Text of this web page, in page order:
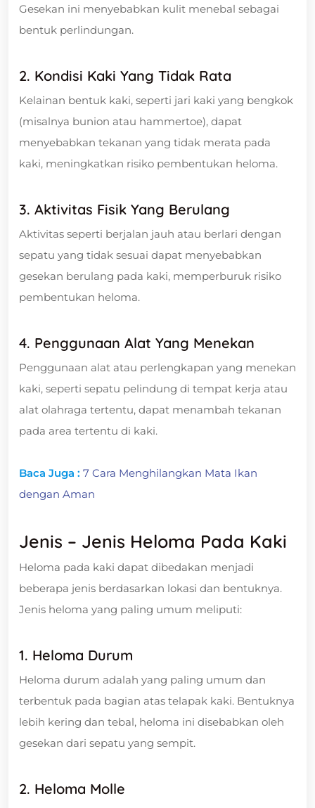
Gesekan ini menyebabkan kulit menebal sebagai
bentuk perlindungan.
2. Kondisi Kaki Yang Tidak Rata
Kelainan bentuk kaki, seperti jari kaki yang bengkok
(misalnya bunion atau hammertoe), dapat
menyebabkan tekanan yang tidak merata pada
kaki, meningkatkan risiko pembentukan heloma.
3. Aktivitas Fisik Yang Berulang
Aktivitas seperti berjalan jauh atau berlari dengan
sepatu yang tidak sesuai dapat menyebabkan
gesekan berulang pada kaki, memperburuk risiko
pembentukan heloma.
4. Penggunaan Alat Yang Menekan
Penggunaan alat atau perlengkapan yang menekan
kaki, seperti sepatu pelindung di tempat kerja atau
alat olahraga tertentu, dapat menambah tekanan
pada area tertentu di kaki.
Baca Juga : 7 Cara Menghilangkan Mata Ikan
dengan Aman
Jenis – Jenis Heloma Pada Kaki
Heloma pada kaki dapat dibedakan menjadi
beberapa jenis berdasarkan lokasi dan bentuknya.
Jenis heloma yang paling umum meliputi:
1. Heloma Durum
Heloma durum adalah yang paling umum dan
terbentuk pada bagian atas telapak kaki. Bentuknya
lebih kering dan tebal, heloma ini disebabkan oleh
gesekan dari sepatu yang sempit.
2. Heloma Molle